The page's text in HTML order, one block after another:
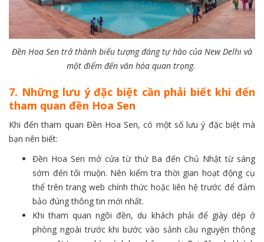
Đền Hoa Sen trở thành biểu tượng đáng tự hào của New Delhi và
một điểm đến văn hóa quan trọng.
7. Những lưu ý đặc biệt cần phải biết khi đến
tham quan đền Hoa Sen
Khi đến tham quan Đền Hoa Sen, có một số lưu ý đặc biệt mà
bạn nên biết:
Đền Hoa Sen mở cửa từ thứ Ba đến Chủ Nhật từ sáng
sớm đến tối muộn. Nên kiểm tra thời gian hoạt động cụ
thể trên trang web chính thức hoặc liên hệ trước để đảm
bảo đúng thông tin mới nhất.
Khi tham quan ngôi đền, du khách phải để giày dép ở
phòng ngoài trước khi bước vào sảnh cầu nguyện thông